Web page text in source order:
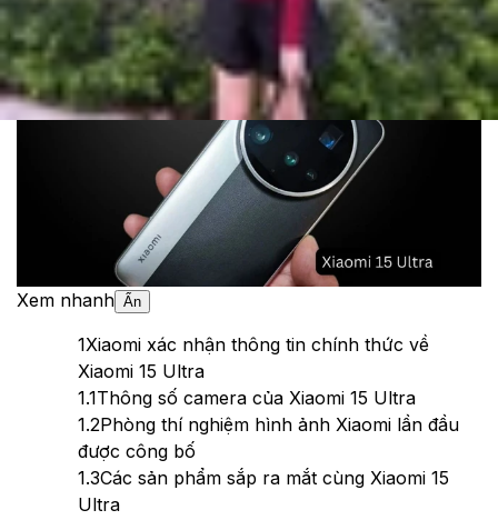
Theo dõi XTMobile trên
Xem nhanh Ẩn
1Xiaomi xác nhận thông tin chính thức về
Xiaomi 15 Ultra
1.1Thông số camera của Xiaomi 15 Ultra
1.2Phòng thí nghiệm hình ảnh Xiaomi lần đầu
được công bố
1.3Các sản phẩm sắp ra mắt cùng Xiaomi 15
Ultra